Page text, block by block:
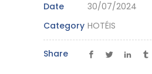
Date
30/07/2024
Category HOTÉIS
Share